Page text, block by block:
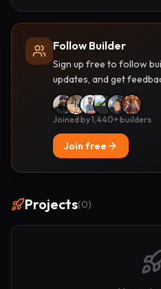
Follow Builder
Sign up free to follow
updates, and get
Joined by 1,440+ builders
Join free
Projects(0)